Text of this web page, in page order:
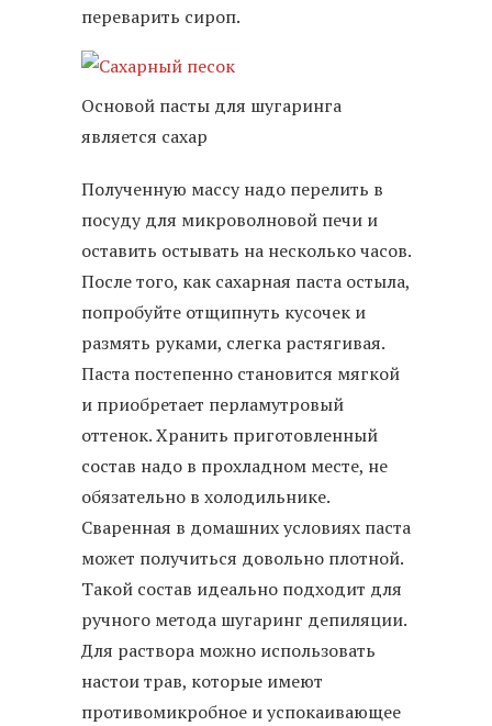
переварить сироп.
Основой пасты для шугаринга
является сахар
Полученную массу надо перелить в
посуду для микроволновой печи и
оставить остывать на несколько часов.
После того, как сахарная паста остыла,
попробуйте отщипнуть кусочек и
размять руками, слегка растягивая.
Паста постепенно становится мягкой
и приобретает перламутровый
оттенок. Хранить приготовленный
состав надо в прохладном месте, не
обязательно в холодильнике.
Сваренная в домашних условиях паста
может получиться довольно плотной.
Такой состав идеально подходит для
ручного метода шугаринг депиляции.
Для раствора можно использовать
настои трав, которые имеют
противомикробное и успокаивающее